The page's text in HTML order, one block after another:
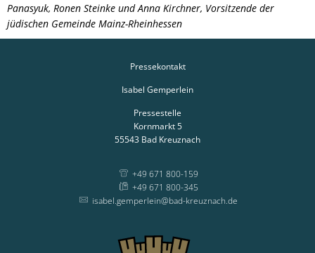
Panasyuk, Ronen Steinke und Anna Kirchner, Vorsitzende der
jüdischen Gemeinde Mainz-Rheinhessen
Pressekontakt
Isabel Gemperlein
Pressestelle
Kornmarkt 5
55543 Bad Kreuznach
+49 671 800-159
+49 671 800-345
isabel.gemperlein@bad-kreuznach.de